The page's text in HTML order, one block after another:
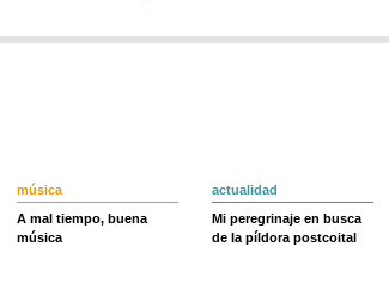
música
A mal tiempo, buena
música
actualidad
Mi peregrinaje en busca
de la píldora postcoital